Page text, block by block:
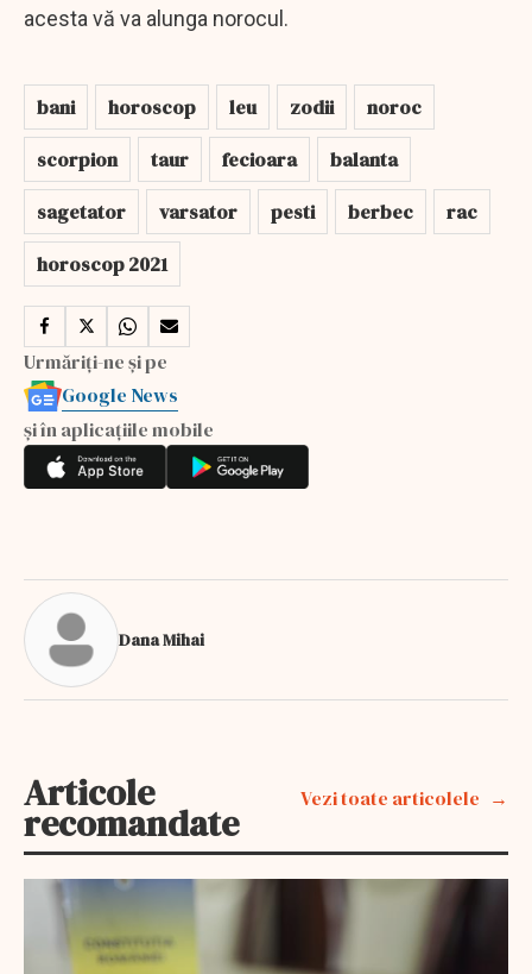
acesta vă va alunga norocul.
bani horoscop leu zodii
noroc
scorpion
taur fecioara
balanta
sagetator
varsator pesti berbec
rac
horoscop 2021
Urmăriți-ne și pe
Google News
și în aplicațiile mobile
Dana Mihai
Articole
recomandate
Vezi toate articolele